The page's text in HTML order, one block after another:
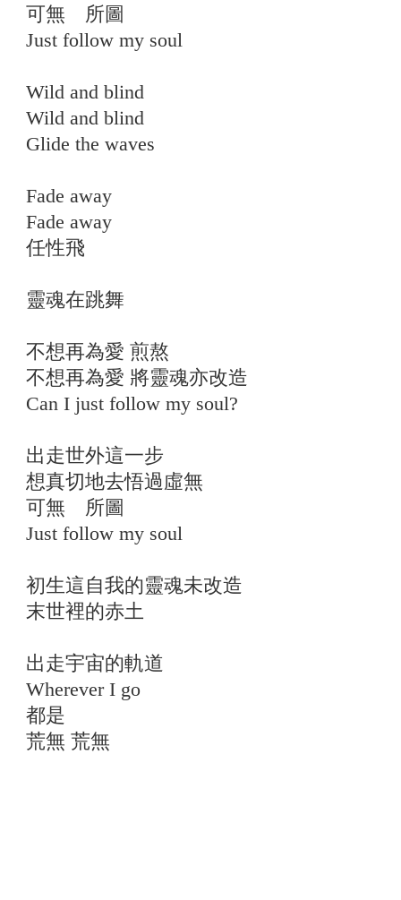
可無 所圖
Just follow my soul
Wild and blind
Wild and blind
Glide the waves
Fade away
Fade away
任性飛
靈魂在跳舞
不想再為愛 煎熬
不想再為愛 將靈魂亦改造
Can I just follow my soul?
出走世外這一步
想真切地去悟過虛無
可無 所圖
Just follow my soul
初生這自我的靈魂未改造
末世裡的赤土
出走宇宙的軌道
Wherever I go
都是
荒無 荒無